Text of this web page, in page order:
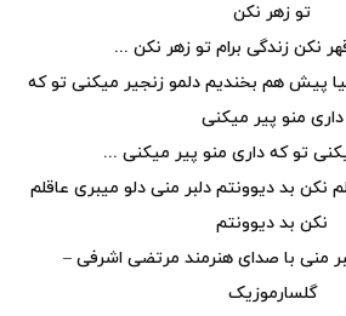
تو زهر نکن
نکن زندگی برام تو زهر نکن ...
پیش هم بخندیم دلمو زنجیر میکنی تو که
داری منو پیر میکنی
تو که داری منو پیر میکنی ...
نکن بد دیوونتم دلبر منی دلو میبری عاقلم
نکن بد دیوونتم
منی با صدای هنرمند مرتضی اشرفی –
گلسارموزیک